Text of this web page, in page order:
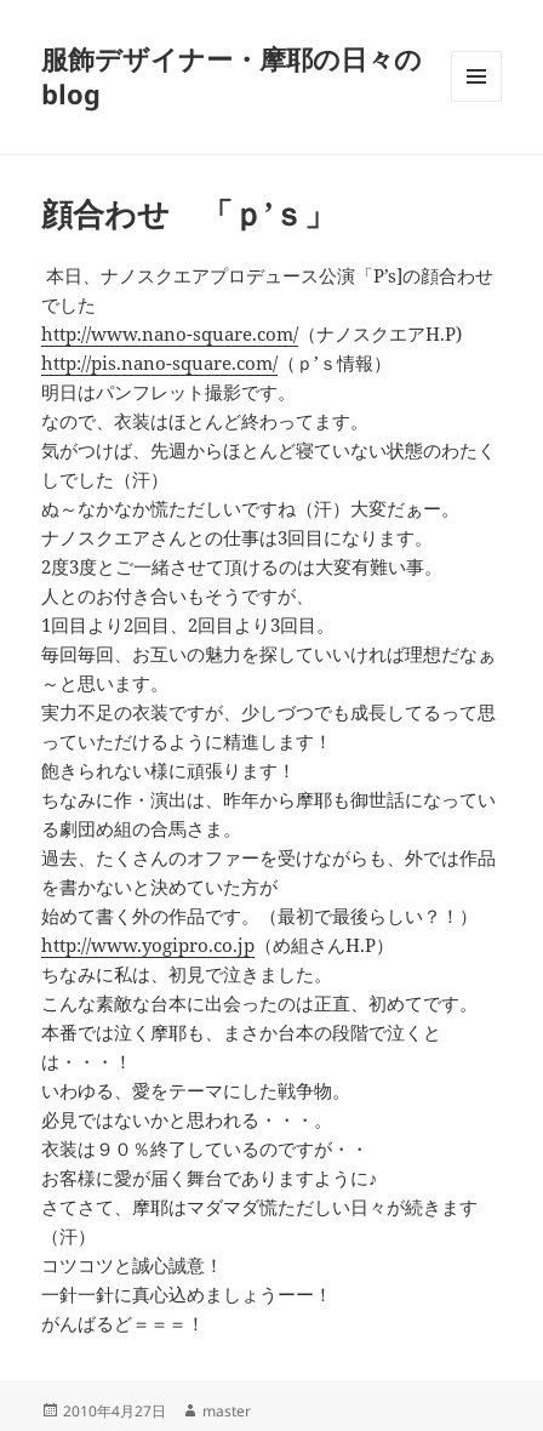
服飾デザイナー・摩耶の日々の
blog
顔合わせ 「ｐ’ｓ」
本日、ナノスクエアプロデュース公演「P’s]の顔合わせ
でした
http://www.nano-square.com/（ナノスクエアH.P)
http://pis.nano-square.com/（ｐ’ｓ情報）
明日はパンフレット撮影です。
なので、衣装はほとんど終わってます。
気がつけば、先週からほとんど寝ていない状態のわたく
しでした（汗）
ぬ～なかなか慌ただしいですね（汗）大変だぁー。
ナノスクエアさんとの仕事は3回目になります。
2度3度とご一緒させて頂けるのは大変有難い事。
人とのお付き合いもそうですが、
1回目より2回目、2回目より3回目。
毎回毎回、お互いの魅力を探していいければ理想だなぁ
～と思います。
実力不足の衣装ですが、少しづつでも成長してるって思
っていただけるように精進します！
飽きられない様に頑張ります！
ちなみに作・演出は、昨年から摩耶も御世話になってい
る劇団め組の合馬さま。
過去、たくさんのオファーを受けながらも、外では作品
を書かないと決めていた方が
始めて書く外の作品です。（最初で最後らしい？！）
http://www.yogipro.co.jp （め組さんH.P）
ちなみに私は、初見で泣きました。
こんな素敵な台本に出会ったのは正直、初めてです。
本番では泣く摩耶も、まさか台本の段階で泣くと
は・・・！
いわゆる、愛をテーマにした戦争物。
必見ではないかと思われる・・・。
衣装は９０％終了しているのですが・・
お客様に愛が届く舞台でありますように♪
さてさて、摩耶はマダマダ慌ただしい日々が続きます
（汗）
コツコツと誠心誠意！
一針一針に真心込めましょうーー！
がんばるど＝＝＝！
投
2010年4月27日
作
master